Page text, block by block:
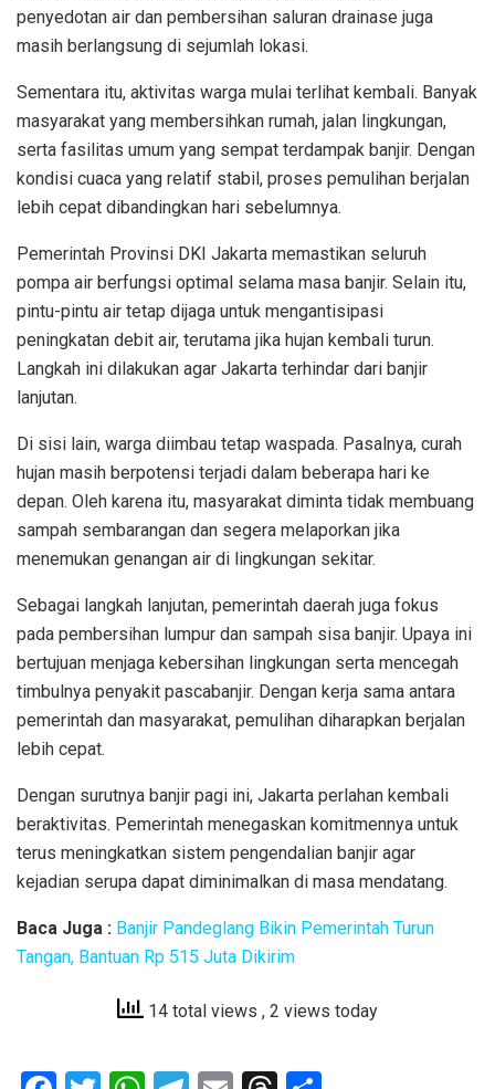
penyedotan air dan pembersihan saluran drainase juga
masih berlangsung di sejumlah lokasi.
Sementara itu, aktivitas warga mulai terlihat kembali. Banyak
masyarakat yang membersihkan rumah, jalan lingkungan,
serta fasilitas umum yang sempat terdampak banjir. Dengan
kondisi cuaca yang relatif stabil, proses pemulihan berjalan
lebih cepat dibandingkan hari sebelumnya.
Pemerintah Provinsi DKI Jakarta memastikan seluruh
pompa air berfungsi optimal selama masa banjir. Selain itu,
pintu-pintu air tetap dijaga untuk mengantisipasi
peningkatan debit air, terutama jika hujan kembali turun.
Langkah ini dilakukan agar Jakarta terhindar dari banjir
lanjutan.
Di sisi lain, warga diimbau tetap waspada. Pasalnya, curah
hujan masih berpotensi terjadi dalam beberapa hari ke
depan. Oleh karena itu, masyarakat diminta tidak membuang
sampah sembarangan dan segera melaporkan jika
menemukan genangan air di lingkungan sekitar.
Sebagai langkah lanjutan, pemerintah daerah juga fokus
pada pembersihan lumpur dan sampah sisa banjir. Upaya ini
bertujuan menjaga kebersihan lingkungan serta mencegah
timbulnya penyakit pascabanjir. Dengan kerja sama antara
pemerintah dan masyarakat, pemulihan diharapkan berjalan
lebih cepat.
Dengan surutnya banjir pagi ini, Jakarta perlahan kembali
beraktivitas. Pemerintah menegaskan komitmennya untuk
terus meningkatkan sistem pengendalian banjir agar
kejadian serupa dapat diminimalkan di masa mendatang.
Baca Juga : Banjir Pandeglang Bikin Pemerintah Turun
Tangan, Bantuan Rp 515 Juta Dikirim
14 total views , 2 views today